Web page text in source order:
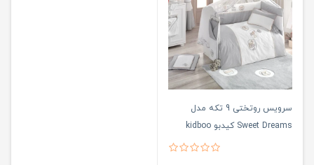
سرویس روتختی 9 تکه مدل
Sweet Dreams کیدبو kidboo